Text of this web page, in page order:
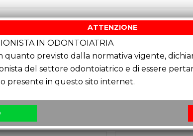
PROVE SU MODELLO mm 98×20
ATTENZIONE
IN ODONTOIATRIA
quanto previsto dalla normativa vigente,
del settore odontoiatrico e di essere
presente in questo sito internet.